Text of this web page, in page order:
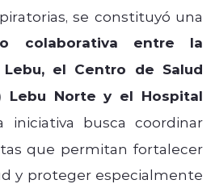
se constituyó una
colaborativa entre la
el Centro de Salud
Lebu Norte y el Hospital
iniciativa busca coordinar
que permitan fortalecer
y proteger especialmente